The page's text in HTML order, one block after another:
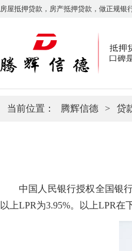
房屋抵押贷款，房产抵押贷款，做正规银
当前位置： 腾辉信德 > 贷
中国人民银行授权全国银
以上LPR为3.95%。以上LPR在